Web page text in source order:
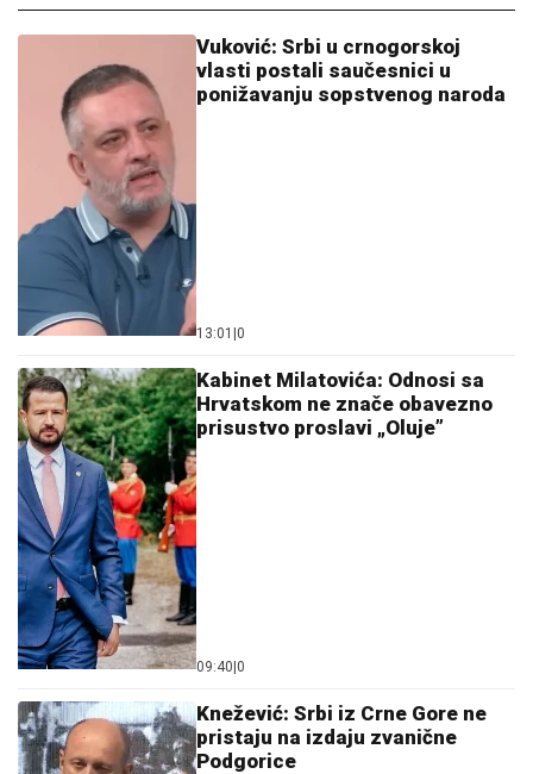
Vuković: Srbi u crnogorskoj
vlasti postali saučesnici u
ponižavanju sopstvenog naroda
13:01 |0
Kabinet Milatovića: Odnosi sa
Hrvatskom ne znače obavezno
prisustvo proslavi „Oluje”
09:40|0
Knežević: Srbi iz Crne Gore ne
pristaju na izdaju zvanične
Podgorice